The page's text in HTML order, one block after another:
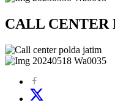
CALL CENTER